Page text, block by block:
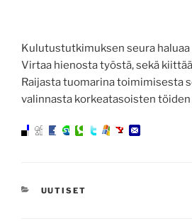
Kulutustutkimuksen seura
Virtaa hienosta työstä, sekä
Raijasta tuomarina toimimisesta
valinnasta korkeatasoisten
KATEGORIAT
UUTISET